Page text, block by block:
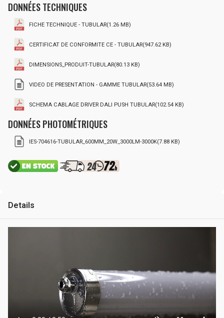
DONNÉES TECHNIQUES
FICHE TECHNIQUE - TUBULAR(1.26 MB)
CERTIFICAT DE CONFORMITE CE - TUBULAR(947.62 KB)
DIMENSIONS_PRODUIT-TUBULAR(80.13 KB)
VIDEO DE PRESENTATION - GAMME TUBULAR(53.64 MB)
SCHEMA CABLAGE DRIVER DALI PUSH TUBULAR(102.54 KB)
DONNÉES PHOTOMÉTRIQUES
IES-704616-TUBULAR_600MM_20W_3000LM-3000K(7.88 KB)
Details